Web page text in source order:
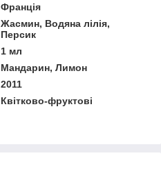
Франція
Жасмин, Водяна лілія,
Персик
1 мл
Мандарин, Лимон
2011
Квітково-фруктові